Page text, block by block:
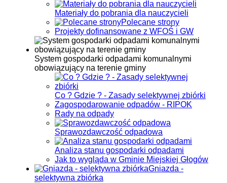
Materiały do pobrania dla nauczycieli
Polecane strony
Projekty dofinansowane z WFOŚ i GW
System gospodarki odpadami komunalnymi
obowiązujący na terenie gminy
Co ? Gdzie ? - Zasady selektywnej zbiórki
Zagospodarowanie odpadów - RIPOK
Rady na odpady
Sprawozdawczość odpadowa
Analiza stanu gospodarki odpadami
Jak to wygląda w Gminie Miejskiej Głogów
Gniazda -
selektywna zbiórka